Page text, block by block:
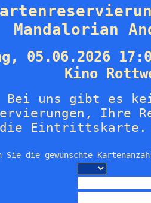
Mandalorian
05.06.2026
Kino
Bei uns gibt es
Ihre
Eintrittskarte.
Sie die gewünschte